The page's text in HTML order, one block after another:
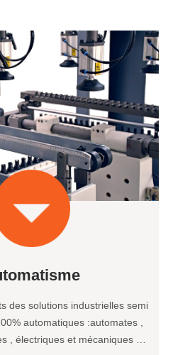
des solutions industrielles semi
automatiques :automates ,
, électriques et mécaniques …